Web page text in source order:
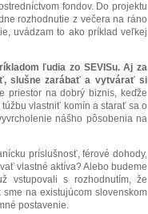
fondov. Do projektu
rozhodnutie z večera na ráno
uvádzam to ako príklad veľkej
ľudia zo SEVISu. Aj za
slušne zarábať a vytvárať si
priestor na dobrý biznis, keďže
vlastniť komín a starať sa o
nášho pôsobenia na
príslušnosť, férové dohody,
vlastné aktíva? Alebo budeme
vstupovali s rozhodnutím, že
na existujúcom slovenskom
postavenie.